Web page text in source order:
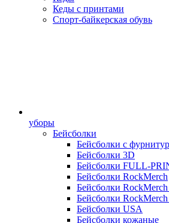
Кеды с принтами
Спорт-байкерская обувь
уборы
Бейсболки
Бейсболки с
Бейсболки 3D
Бейсболки FULL-
Бейсболки RockMerch
Бейсболки
Бейсболки
Бейсболки USA
Бейсболки кожаные